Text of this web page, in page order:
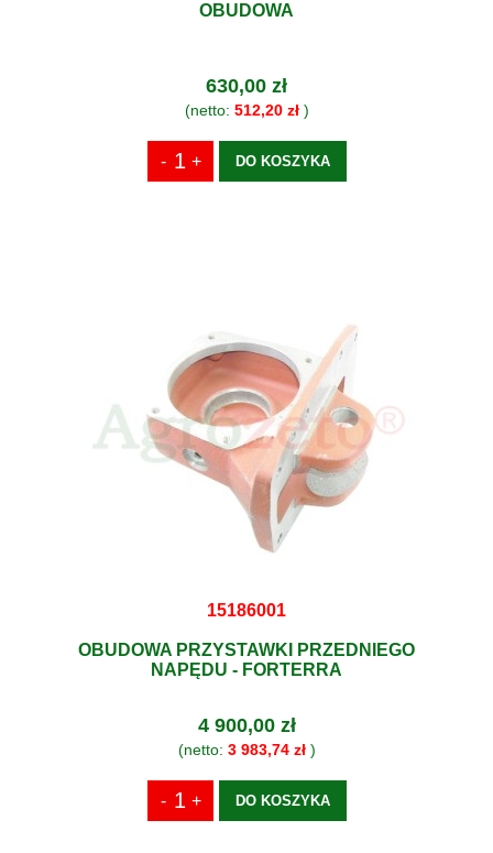
OBUDOWA
630,00 zł
(netto: 512,20 zł)
DO KOSZYKA
15186001
OBUDOWA PRZYSTAWKI PRZEDNIEGO
NAPĘDU - FORTERRA
4 900,00 zł
(netto: 3 983,74 zł)
DO KOSZYKA